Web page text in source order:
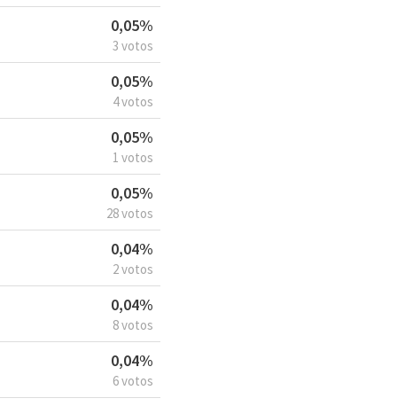
0,05%
3 votos
0,05%
4 votos
0,05%
1 votos
0,05%
28 votos
0,04%
2 votos
0,04%
8 votos
0,04%
6 votos